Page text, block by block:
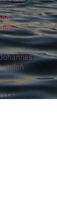
;
violon
(1678-